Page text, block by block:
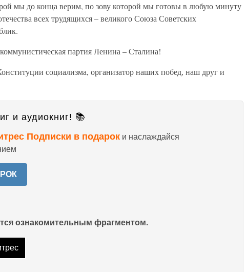
мы до конца верим, по зову которой мы готовы в любую минуту
всех трудящихся – великого Союза Советских
партия Ленина – Сталина!
социализма, организатор наших побед, наш друг и
и аудиокниг! 📚
Подписки в подарок и наслаждайся
ознакомительным фрагментом.